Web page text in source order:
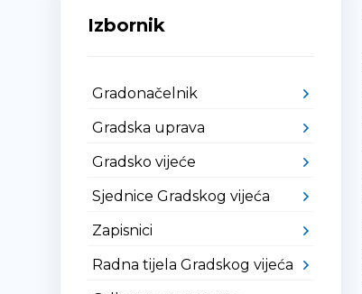
Izbornik
Gradonačelnik
Gradska uprava
Gradsko vijeće
Sjednice Gradskog vijeća
Zapisnici
Radna tijela Gradskog vijeća